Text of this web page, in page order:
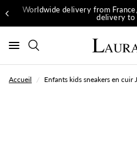
Worldwide delivery from
delivery to
Accueil / Enfants kids sneakers en cuir